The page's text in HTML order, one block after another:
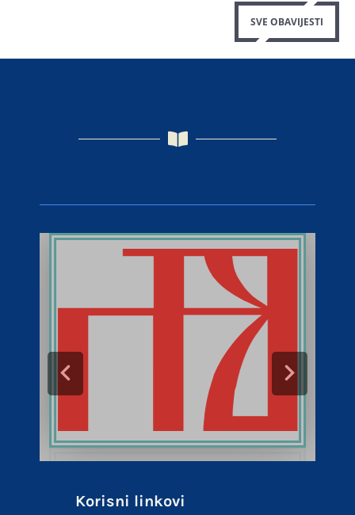
SVE OBAVIJESTI
Korisni linkovi